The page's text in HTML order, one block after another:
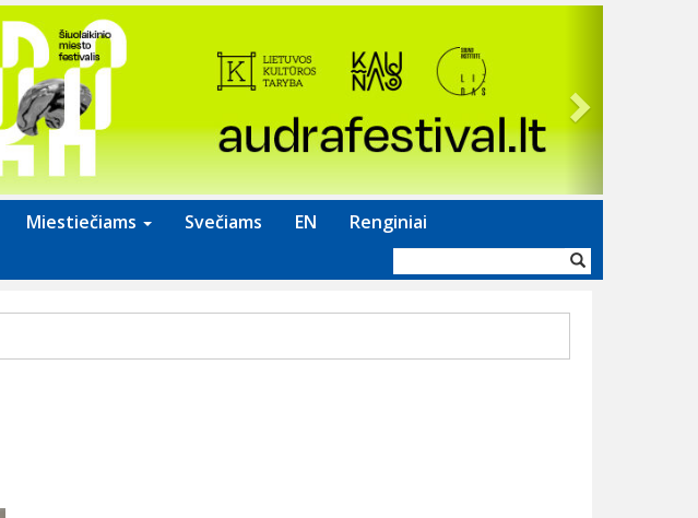
Miestiečiams Svečiams EN Renginiai
forma